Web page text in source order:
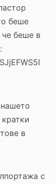
беше
беше в
в
с